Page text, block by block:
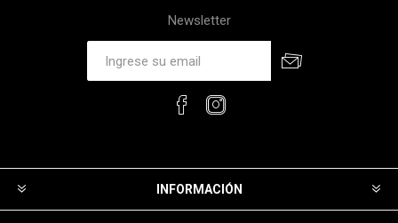
Newsletter
INFORMACIÓN